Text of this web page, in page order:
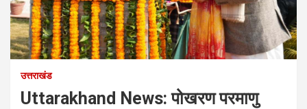
उत्तराखंड
Uttarakhand News: पोखरण परमाणु